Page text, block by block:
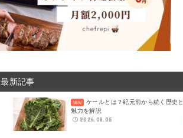
最新記事
ケールとは？紀元前から続く歴史と
魅力を解説
2026.08.05